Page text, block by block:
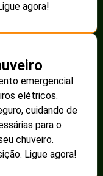
agora!
emergencial
elétricos.
cuidando de
para o
chuveiro.
Ligue agora!